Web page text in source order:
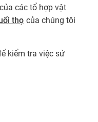
các tổ hợp vật
thọ của chúng tôi
kiểm tra việc sử